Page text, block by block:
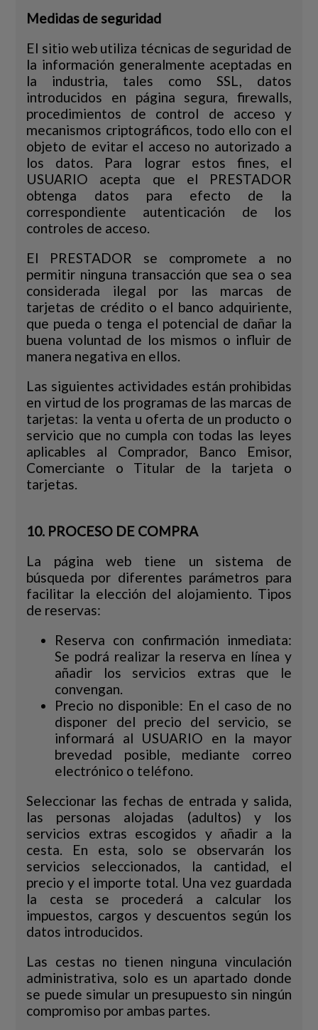
Medidas de seguridad
El sitio web utiliza técnicas de seguridad de
la información generalmente aceptadas en
la industria, tales como SSL, datos
introducidos en página segura, firewalls,
procedimientos de control de acceso y
mecanismos criptográficos, todo ello con el
objeto de evitar el acceso no autorizado a
los datos. Para lograr estos fines, el
USUARIO acepta que el PRESTADOR
obtenga datos para efecto de la
correspondiente autenticación de los
controles de acceso.
El PRESTADOR se compromete a no
permitir ninguna transacción que sea o sea
considerada ilegal por las marcas de
tarjetas de crédito o el banco adquiriente,
que pueda o tenga el potencial de dañar la
buena voluntad de los mismos o influir de
manera negativa en ellos.
Las siguientes actividades están prohibidas
en virtud de los programas de las marcas de
tarjetas: la venta u oferta de un producto o
servicio que no cumpla con todas las leyes
aplicables al Comprador, Banco Emisor,
Comerciante o Titular de la tarjeta o
tarjetas.
10. PROCESO DE COMPRA
La página web tiene un sistema de
búsqueda por diferentes parámetros para
facilitar la elección del alojamiento. Tipos
de reservas:
Reserva con confirmación inmediata:
Se podrá realizar la reserva en línea y
añadir los servicios extras que le
convengan.
Precio no disponible: En el caso de no
disponer del precio del servicio, se
informará al USUARIO en la mayor
brevedad posible, mediante correo
electrónico o teléfono.
Seleccionar las fechas de entrada y salida,
las personas alojadas (adultos) y los
servicios extras escogidos y añadir a la
cesta. En esta, solo se observarán los
servicios seleccionados, la cantidad, el
precio y el importe total. Una vez guardada
la cesta se procederá a calcular los
impuestos, cargos y descuentos según los
datos introducidos.
Las cestas no tienen ninguna vinculación
administrativa, solo es un apartado donde
se puede simular un presupuesto sin ningún
compromiso por ambas partes.